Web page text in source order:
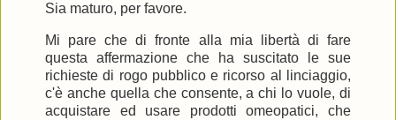
Sia maturo, per favore.
Mi pare che di fronte alla mia libertà di fare
questa affermazione che ha suscitato le sue
richieste di rogo pubblico e ricorso al linciaggio,
c'è anche quella che consente, a chi lo vuole, di
acquistare ed usare prodotti omeopatici, che